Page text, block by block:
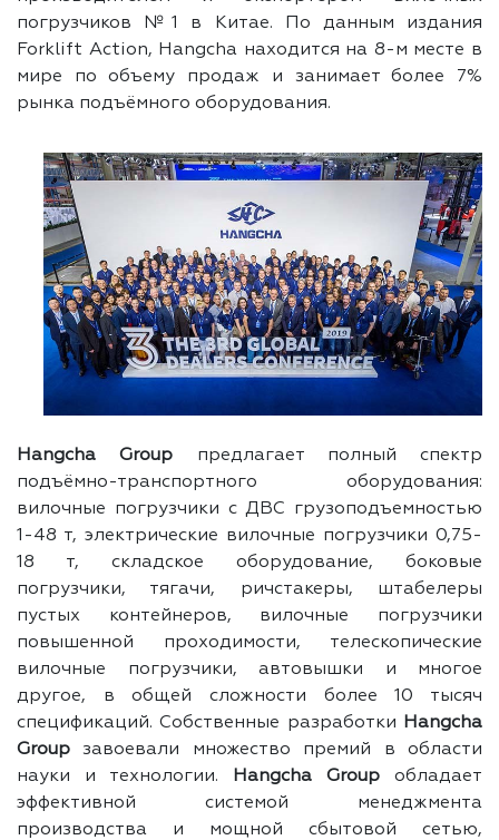
погрузчиков №1 в Китае. По данным издания
Forklift Action, Hangcha находится на 8-м месте в
мире по объему продаж и занимает более 7%
рынка подъёмного оборудования.
Hangcha Group предлагает полный спектр
подъёмно-транспортного оборудования:
вилочные погрузчики с ДВС грузоподъемностью
1-48 т, электрические вилочные погрузчики 0,75-
18 т, складское оборудование, боковые
погрузчики, тягачи, ричстакеры, штабелеры
пустых контейнеров, вилочные погрузчики
повышенной проходимости, телескопические
вилочные погрузчики, автовышки и многое
другое, в общей сложности более 10 тысяч
спецификаций. Собственные разработки
Hangcha
Group завоевали множество премий в области
науки и технологии.
Hangcha Group обладает
эффективной системой менеджмента
производства и мощной сбытовой сетью,